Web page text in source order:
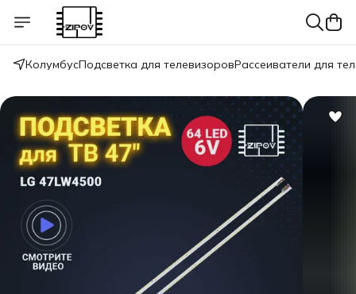
КолумбусПодсветка для телевизоровРассеиватели для